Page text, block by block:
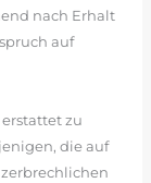
nach Erhalt
auf
zu
die auf